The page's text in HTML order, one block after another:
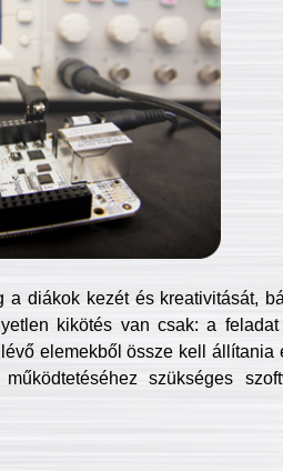
diákok kezét és kreativitását,
kikötés van csak: a
elemekből össze kell állítania
szükséges